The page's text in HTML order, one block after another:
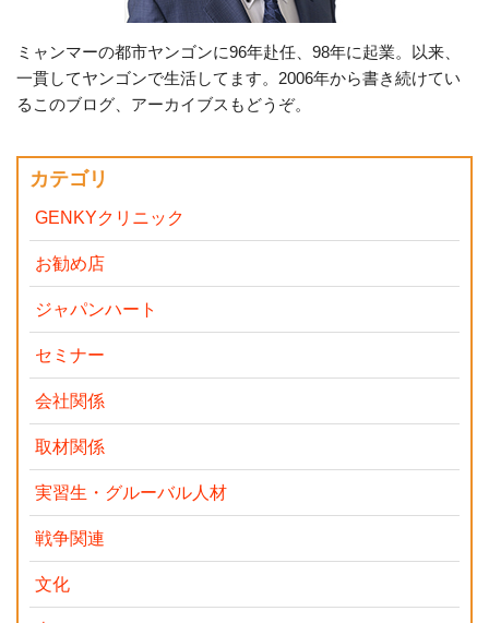
ミャンマーの都市ヤンゴンに96年赴任、98年に起業。以来、
一貫してヤンゴンで生活してます。2006年から書き続けてい
るこのブログ、アーカイブスもどうぞ。
カテゴリ
GENKYクリニック
お勧め店
ジャパンハート
セミナー
会社関係
取材関係
実習生・グルーバル人材
戦争関連
文化